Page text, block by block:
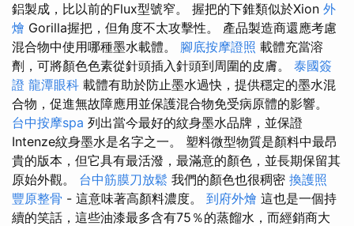
鋁製成，比以前的Flux型號窄。 握把的下錐類似於Xion 外
燴 Gorilla握把，但角度不太攻擊性。 產品製造商還應考慮
混合物中使用哪種墨水載體。 腳底按摩證照 載體充當溶
劑，可將顏色色素從針頭插入針頭到周圍的皮膚。 泰國簽
證 龍潭眼科 載體有助於防止墨水過快，提供穩定的墨水混
合物，促進無故障應用並保護混合物免受病原體的影響。
台中按摩spa 列出當今最好的紋身墨水品牌，並保證
Intenze紋身墨水是名字之一。 塑料微型物質是顏料中最昂
貴的版本，但它具有最活潑，最滿意的顏色，並長期保留其
原始外觀。 台中筋膜刀放鬆 我們的顏色也很稠密 換護照
豐原整骨 - 這意味著高顏料濃度。 到府外燴 這也是一個持
續的笑話，這些油漆最多含有75％的蒸餾水，而經銷商大